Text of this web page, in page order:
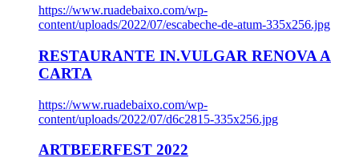
https://www.ruadebaixo.com/wp-
content/uploads/2022/07/escabeche-de-atum-335x256.jpg
RESTAURANTE IN.VULGAR RENOVA A
CARTA
https://www.ruadebaixo.com/wp-
content/uploads/2022/07/d6c2815-335x256.jpg
ARTBEERFEST 2022